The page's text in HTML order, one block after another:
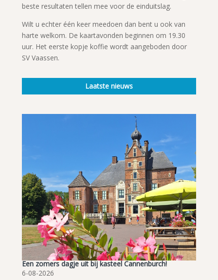
beste resultaten tellen mee voor de einduitslag.
Wilt u echter één keer meedoen dan bent u ook van
harte welkom. De kaartavonden beginnen om 19.30
uur. Het eerste kopje koffie wordt aangeboden door
SV Vaassen.
Laatste nieuws
Een zomers dagje uit bij kasteel Cannenburch!
6-08-2026